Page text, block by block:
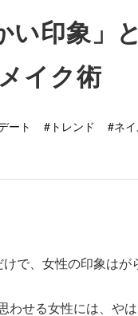
い印象」
イク術
ート #トレンド
#ネ
で、女性の印象はが
わせる女性には、や